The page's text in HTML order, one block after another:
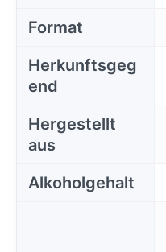
Format
Herkunftsgeg
end
Hergestellt
aus
Alkoholgehalt